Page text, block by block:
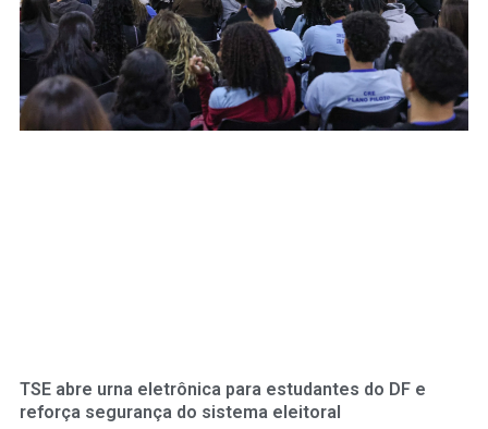
TSE abre urna eletrônica para estudantes do DF e
reforça segurança do sistema eleitoral